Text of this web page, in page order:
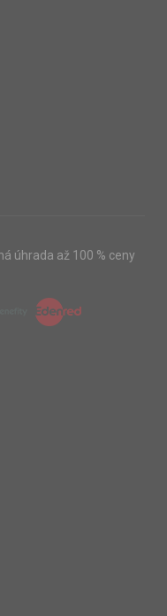
úhrada až 100 % ceny